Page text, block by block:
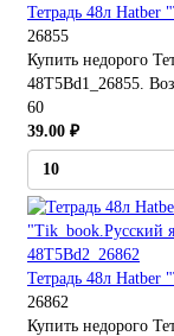
Тетрадь 48л Hatber
26855
Купить недорого
48Т5Bd1_26855.
60
39.00 ₽
Тетрадь 48л Hatber
26862
Купить недорого